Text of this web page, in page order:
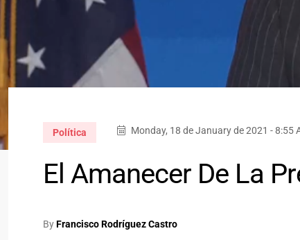
Política Monday, 18 de January de 2021 - 8:55
El Amanecer De La
ByFrancisco Rodríguez Castro